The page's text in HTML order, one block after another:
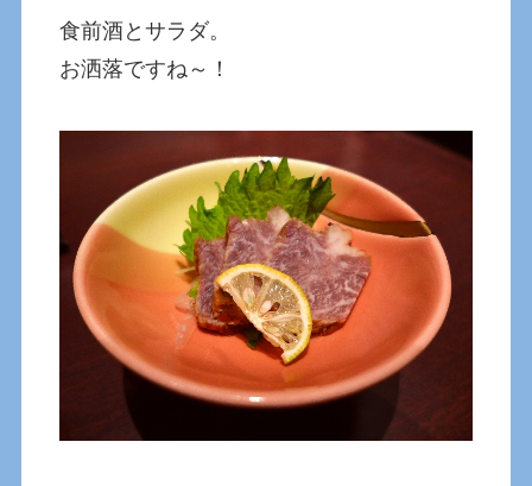
食前酒とサラダ。
お洒落ですね～！